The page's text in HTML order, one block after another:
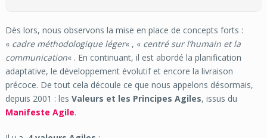
Dès lors, nous observons la mise en place de concepts forts :
« cadre méthodologique léger« , « centré sur l’humain et la
communication« . En continuant, il est abordé la planification
adaptative, le développement évolutif et encore la livraison
précoce. De tout cela découle ce que nous appelons désormais,
depuis 2001 : les Valeurs et les Principes Agiles, issus du
Manifeste Agile.